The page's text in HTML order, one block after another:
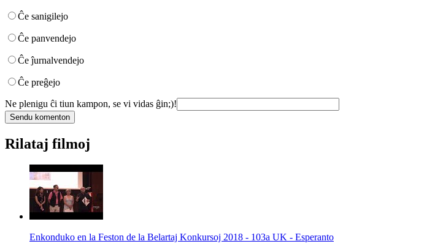
Ĉe sanigilejo
Ĉe panvendejo
Ĉe ĵurnalvendejo
Ĉe preĝejo
Ne plenigu ĉi tiun kampon, se vi vidas ĝin;)!
Rilataj filmoj
Enkonduko en la Feston de la Belartaj Konkursoj 2018 - 103a UK - Esperanto